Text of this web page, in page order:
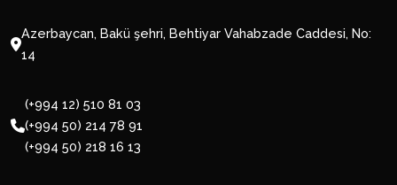
Azerbaycan, Bakü şehri, Behtiyar Vahabzade Caddesi, No:
14
(+994 12) 510 81 03
(+994 50) 214 78 91
(+994 50) 218 16 13